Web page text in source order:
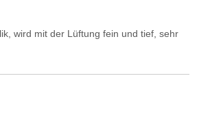
wird mit der Lüftung fein und tief, sehr